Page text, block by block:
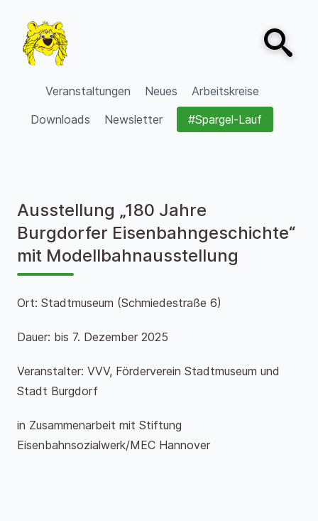
VVV Burgdorf
Veranstaltungen Neues
Arbeitskreise
Downloads
Newsletter #Spargel-Lauf
Open
Ausstellung „180 Jahre
Burgdorfer Eisenbahngeschichte“
mit Modellbahnausstellung
Ort: Stadtmuseum (Schmiedestraße 6)
Dauer: bis 7. Dezember 2025
Veranstalter: VVV, Förderverein Stadtmuseum und
Stadt Burgdorf
in Zusammenarbeit mit Stiftung
Eisenbahnsozialwerk/MEC Hannover